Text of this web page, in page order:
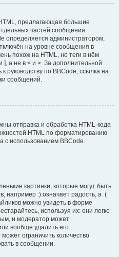
предлагающая большие
частей сообщения.
определяется администратором,
на уровне сообщения в
похож на HTML, но теги в нём
], а не в < и >. За дополнительной
руководству по BBCode, ссылка на
сообщений.
отправка и обработка HTML-кода
HTML по форматированию
с использованием BBCode.
картинки, которые могут быть
например :) означает радость, а :(
можно увидеть в форме
используя их: они легко
и модератор может
вообще удалить его.
ограничить количество
в сообщении.